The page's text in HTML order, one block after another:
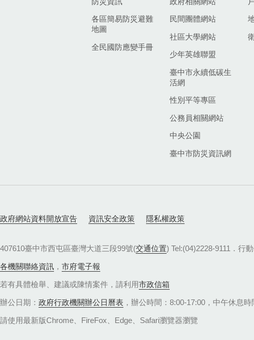
各區簡易防災避難
地圖
全民國防應變手冊
民間團體網站
社區大學網站
少年英雄聯盟
臺中市永續低碳生
活網
性別平等專區
公務員相關網站
中央公園
臺中市防災資訊網
政府網站資料開放宣告 資訊安全政策 隱私權政策
407610臺中市西屯區臺灣大道三段99號(交通位置) Tel:(04)2228-9111．行
各機關聯絡資訊 ， 市府電子報
若有具體檢舉、建議或陳情案件，請利用市政信箱
辦公日期： 政府行政機關辦公日曆表 ，辦公時間：8:00-17:00，中午休息
請使用最新版Chrome、FireFox、Edge、Safari瀏覽器瀏覽